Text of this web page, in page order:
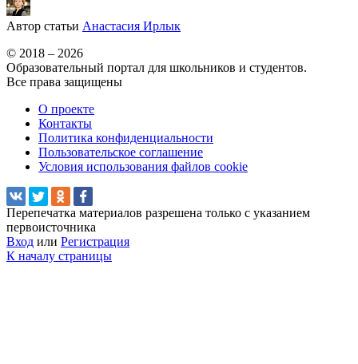
Автор статьи Анастасия Ирлык
© 2018 – 2026
Образовательный портал для школьников и студентов.
Все права защищены
О проекте
Контакты
Политика конфиденциальности
Пользовательское соглашение
Условия использования файлов cookie
Перепечатка материалов разрешена только с указанием
первоисточника
Вход или Регистрация
К началу страницы